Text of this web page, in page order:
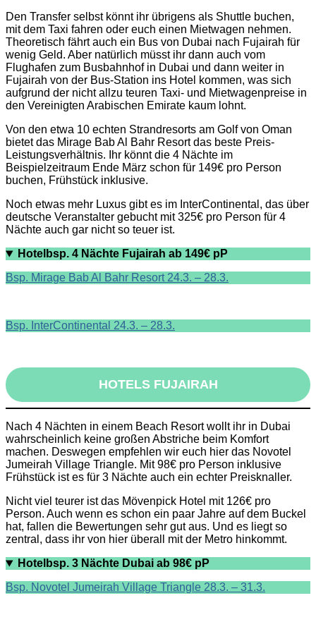
Den Transfer selbst könnt ihr übrigens als Shuttle buchen,
mit dem Taxi fahren oder euch einen Mietwagen nehmen.
Theoretisch fährt auch ein Bus von Dubai nach Fujairah für
wenig Geld. Aber natürlich müsst ihr dann auch vom
Flughafen zum Busbahnhof in Dubai und dann weiter in
Fujairah von der Bus-Station ins Hotel kommen, was sich
aufgrund der nicht allzu teuren Taxi- und Mietwagenpreise in
den Vereinigten Arabischen Emirate kaum lohnt.
Von den etwa 10 echten Strandresorts am Golf von Oman
bietet das Mirage Bab Al Bahr Resort das beste Preis-
Leistungsverhältnis. Ihr könnt die 4 Nächte im
Beispielzeitraum Ende März schon für 149€ pro Person
buchen, Frühstück inklusive.
Noch etwas mehr Luxus gibt es im InterContinental, das über
deutsche Veranstalter gebucht mit 325€ pro Person für 4
Nächte auch gar nicht so teuer ist.
Hotelbsp. 4 Nächte Fujairah ab 149€ pP
Bsp. Mirage Bab Al Bahr Resort 24.3. – 28.3.
Bsp. InterContinental 24.3. – 28.3.
HOTELS FUJAIRAH
Nach 4 Nächten in einem Beach Resort wollt ihr in Dubai
wahrscheinlich keine großen Abstriche beim Komfort
machen. Deswegen empfehlen wir euch hier das Novotel
Jumeirah Village Triangle. Mit 98€ pro Person inklusive
Frühstück ist es für 3 Nächte auch ein echter Preisknaller.
Nicht viel teurer ist das Mövenpick Hotel mit 126€ pro
Person. Auch wenn es schon ein paar Jahre auf dem Buckel
hat, fallen die Bewertungen sehr gut aus. Und es liegt so
zentral, dass ihr von hier überall mit der Metro hinkommt.
Hotelbsp. 3 Nächte Dubai ab 98€ pP
Bsp. Novotel Jumeirah Village Triangle 28.3. – 31.3.